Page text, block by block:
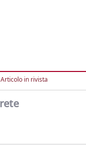
in rivista